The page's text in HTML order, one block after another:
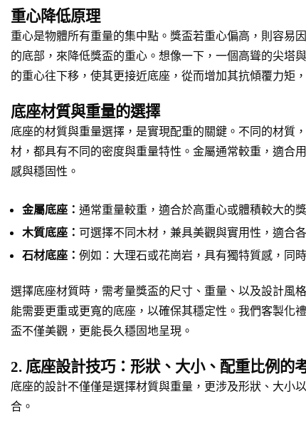
重心降低原理
重心是物體所有重量的集中點。獎盃若重心偏高，則容易
的底部，來降低獎盃的重心。想像一下，一個高聳的尖塔
的重心往下移，使其更接近底座，從而增加其抗傾覆力矩
底座材質與重量的選擇
底座的材質與重量選擇，是實現配重的關鍵。不同的材質
材，都具有不同的密度與重量特性。金屬通常較重，適合
感與穩固性。
金屬底座： 通常重量較重，適合於高重心或體積較大的
木質底座： 可選擇不同木材，兼具美觀與實用性，適合
石材底座： 例如：大理石或花崗岩，具有獨特質感，同
選擇底座材質時，需考量獎盃的尺寸、重量、以及設計風
能需要更重或更寬的底座，以確保其穩定性。我們客製化
盃不僅美觀，更能長久穩固地呈現。
2. 底座設計技巧：形狀、大小、配重比例的
底座的設計不僅僅是選擇材質與重量，更涉及形狀、大小
合。